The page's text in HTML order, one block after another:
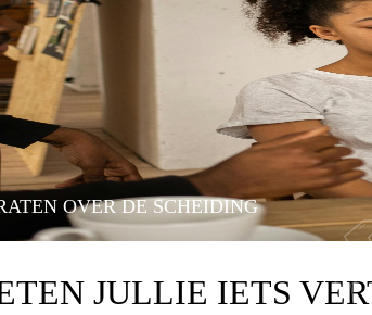
OVER DE SCHEIDING
JULLIE IETS